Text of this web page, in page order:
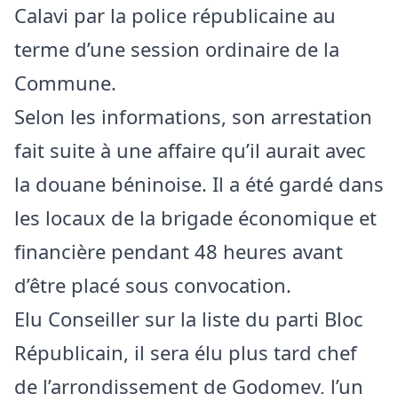
Calavi par la police républicaine au
terme d’une session ordinaire de la
Commune.
Selon les informations, son arrestation
fait suite à une affaire qu’il aurait avec
la douane béninoise. Il a été gardé dans
les locaux de la brigade économique et
financière pendant 48 heures avant
d’être placé sous convocation.
Elu Conseiller sur la liste du parti Bloc
Républicain, il sera élu plus tard chef
de l’arrondissement de Godomey, l’un